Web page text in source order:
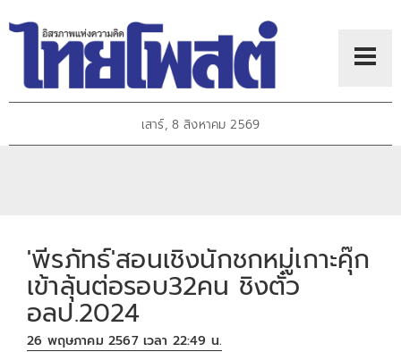
เสาร์, 8 สิงหาคม 2569
'พีรภัทธ์'สอนเชิงนักชกหมู่เกาะคุ๊ก
เข้าลุ้นต่อรอบ32คน ชิงตั๋ว
อลป.2024
26 พฤษภาคม 2567 เวลา 22:49 น.